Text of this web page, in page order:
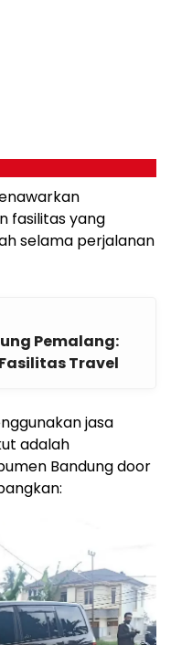
fasilitas yang
selama perjalanan
Pemalang:
Travel
jasa
adalah
Bandung door